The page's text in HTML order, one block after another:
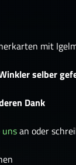
mit
selber
Dank
an oder